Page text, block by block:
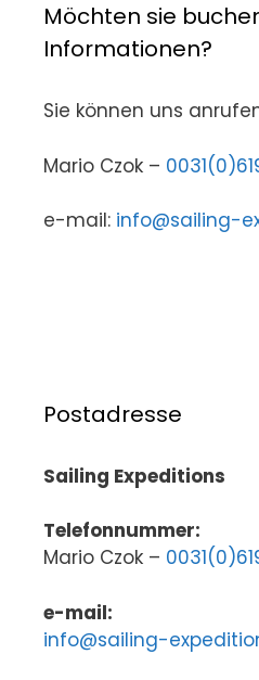
Möchten sie
Informationen?
Sie können uns
Mario Czok –
e-mail: info@sailing-
Postadresse
Sailing Expeditions
Telefonnummer:
Mario Czok –
e-mail:
info@sailing-